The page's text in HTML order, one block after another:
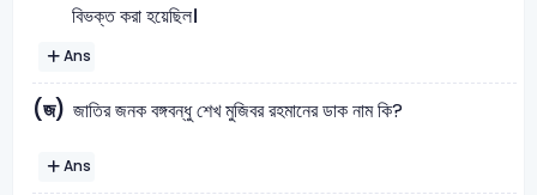
বিভক্ত করা হয়েছিল।
Ans
(জ) জাতির জনক বঙ্গবন্ধু শেখ মুজিবর রহমানের ডাক নাম কি?
Ans